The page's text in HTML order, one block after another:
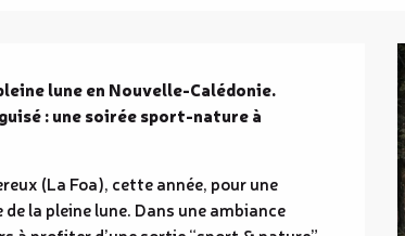
lune en Nouvelle-Calédonie.
: une soirée sport-nature à
(La Foa), cette année, pour une
la pleine lune. Dans une ambiance